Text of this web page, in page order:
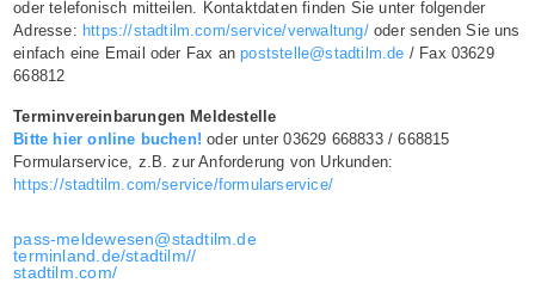
oder telefonisch mitteilen. Kontaktdaten finden Sie unter folgender
Adresse: https://stadtilm.com/service/verwaltung/oder senden Sie uns
einfach eine Email oder Fax anpoststelle@stadtilm.de / Fax 03629
668812
Terminvereinbarungen Meldestelle
Bitte hier online buchen! oder unter 03629 668833 / 668815
Formularservice, z.B. zur Anforderung von Urkunden:
https://stadtilm.com/service/formularservice/
pass-meldewesen@stadtilm.de
terminland.de/stadtilm//
stadtilm.com/